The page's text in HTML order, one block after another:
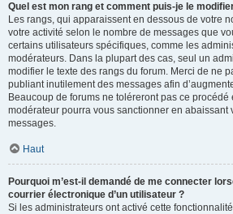
Quel est mon rang et comment puis-je le
Les rangs, qui apparaissent en dessous de votre
votre activité selon le nombre de messages que
certains utilisateurs spécifiques, comme les
modérateurs. Dans la plupart des cas, seul un
modifier le texte des rangs du forum. Merci de ne
publiant inutilement des messages afin
Beaucoup de forums ne toléreront pas ce
modérateur pourra vous sanctionner en abaissant
messages.
Haut
Pourquoi m’est-il demandé de me connecter
courrier électronique d’un utilisateur ?
Si les administrateurs ont activé cette